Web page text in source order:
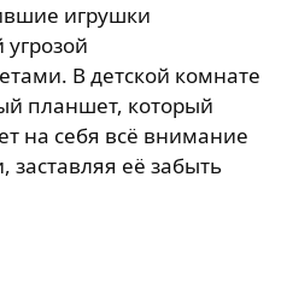
игрушки
угрозой
В детской комнате
планшет, который
на себя всё внимание
её забыть